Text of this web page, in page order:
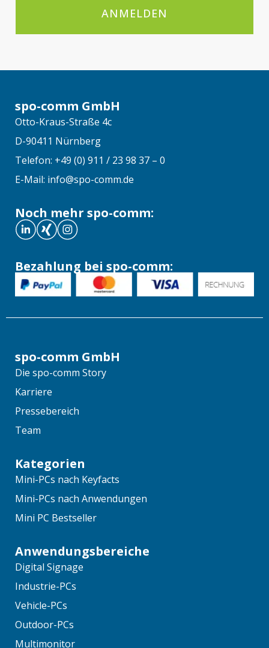
ANMELDEN
spo-comm GmbH
Otto-Kraus-Straße 4c
D-90411 Nürnberg
Telefon: +49 (0) 911 / 23 98 37 – 0
E-Mail: info@spo-comm.de
Noch mehr spo-comm:
Bezahlung bei spo-comm:
spo-comm GmbH
Die spo-comm Story
Karriere
Pressebereich
Team
Kategorien
Mini-PCs nach Keyfacts
Mini-PCs nach Anwendungen
Mini PC Bestseller
Anwendungsbereiche
Digital Signage
Industrie-PCs
Vehicle-PCs
Outdoor-PCs
Multimonitor